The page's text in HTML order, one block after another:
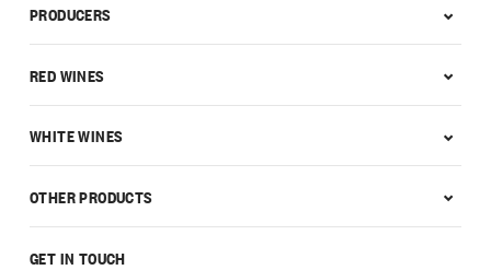
GET IN TOUCH
PRODUCERS
RED WINES
WHITE WINES
OTHER PRODUCTS